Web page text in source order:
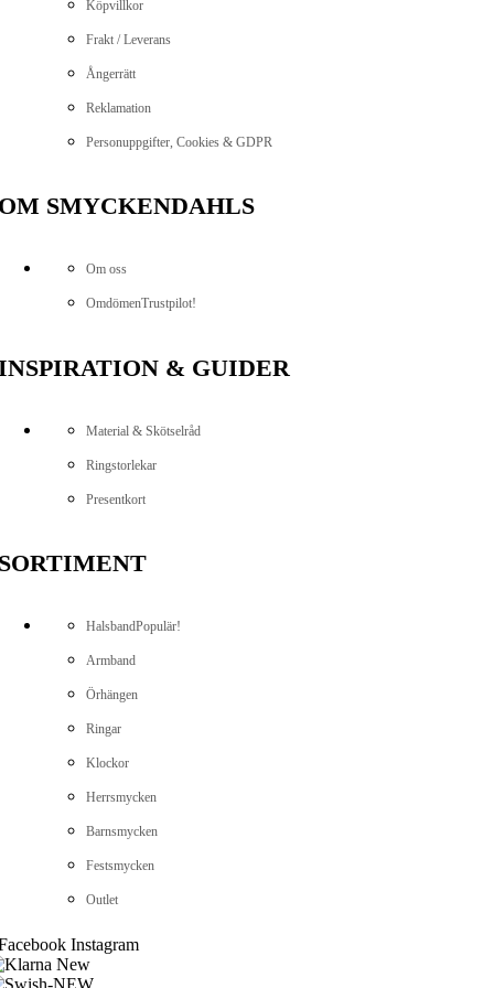
Köpvillkor
Frakt / Leverans
Ångerrätt
Reklamation
Personuppgifter, Cookies & GDPR
SMYCKENDAHLS
Om oss
OmdömenTrustpilot!
& GUIDER
Material & Skötselråd
Ringstorlekar
Presentkort
HalsbandPopulär!
Armband
Örhängen
Ringar
Klockor
Herrsmycken
Barnsmycken
Festsmycken
Outlet
Instagram